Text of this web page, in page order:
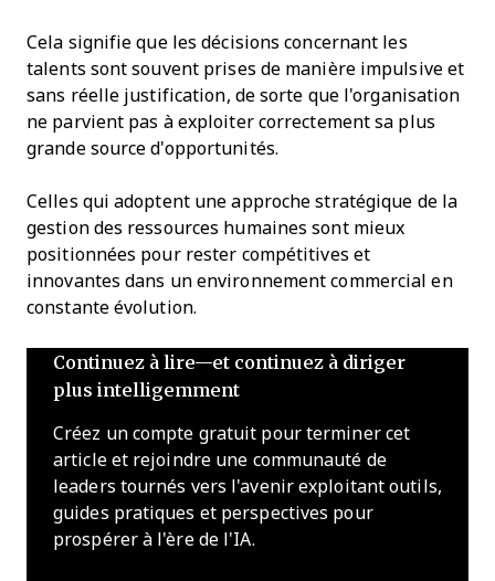
Cela signifie que les décisions concernant les
talents sont souvent prises de manière impulsive et
sans réelle justification, de sorte que l'organisation
ne parvient pas à exploiter correctement sa plus
grande source d'opportunités.
Celles qui adoptent une approche stratégique de la
gestion des ressources humaines sont mieux
positionnées pour rester compétitives et
innovantes dans un environnement commercial en
constante évolution.
Continuez à lire—et continuez à diriger
plus intelligemment
Créez un compte gratuit pour terminer cet
article et rejoindre une communauté de
leaders tournés vers l'avenir exploitant outils,
guides pratiques et perspectives pour
prospérer à l'ère de l'IA.